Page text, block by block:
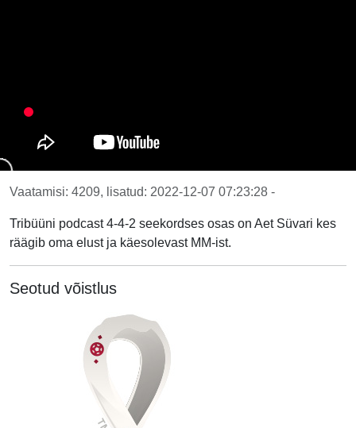
Vaatamisi: 4209, lisatud: 2022-12-07 07:23:28 -
Tribüüni podcast 4-4-2 seekordses osas on Aet Süvari kes
räägib oma elust ja käesolevast MM-ist.
Seotud võistlus